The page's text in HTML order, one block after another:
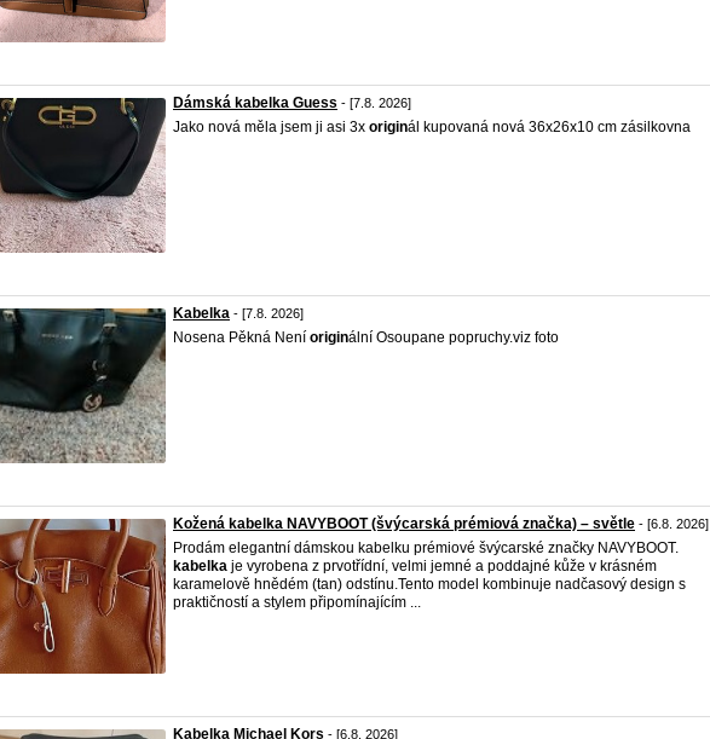
Dámská kabelka Guess - [7.8. 2026]
Jako nová měla jsem ji asi 3x originál kupovaná nová 36x26x10 cm zásilkovna
Kabelka - [7.8. 2026]
Nosena Pěkná Není originální Osoupane popruchy.viz foto
Kožená kabelka NAVYBOOT (švýcarská prémiová značka) – světle - [6.8. 2026]
Prodám elegantní dámskou kabelku prémiové švýcarské značky NAVYBOOT.
kabelka je vyrobena z prvotřídní, velmi jemné a poddajné kůže v krásném
karamelově hnědém (tan) odstínu.Tento model kombinuje nadčasový design s
praktičností a stylem připomínajícím ...
Kabelka Michael Kors - [6.8. 2026]